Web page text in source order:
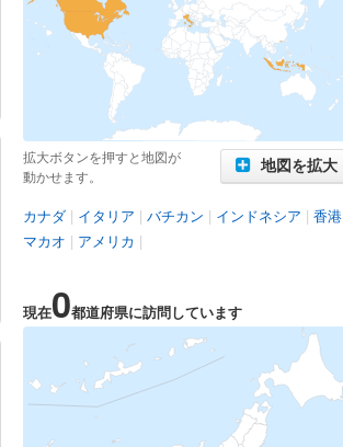
拡大ボタンを押すと地図が
動かせます。
地図を拡大
カナダ | イタリア | バチカン | インドネシア | 香港
マカオ | アメリカ |
現在0都道府県に訪問しています